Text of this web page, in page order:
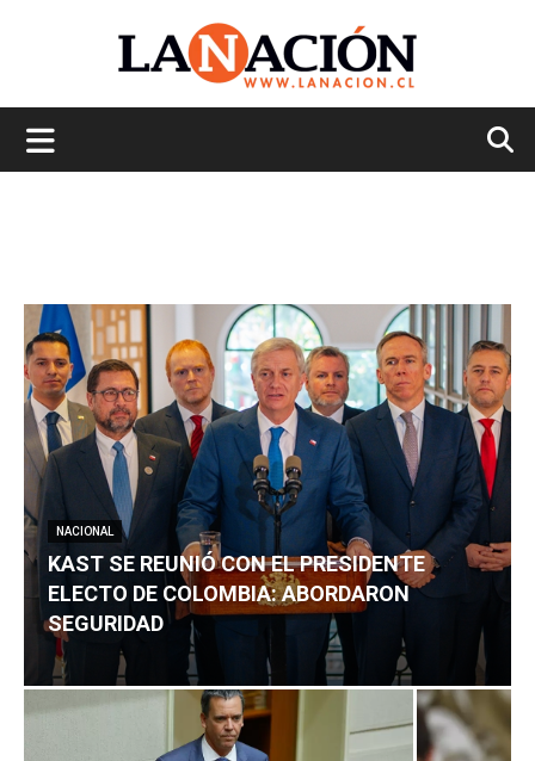
NACIONAL
KAST SE REUNIÓ CON EL PRESIDENTE
ELECTO DE COLOMBIA: ABORDARON
SEGURIDAD